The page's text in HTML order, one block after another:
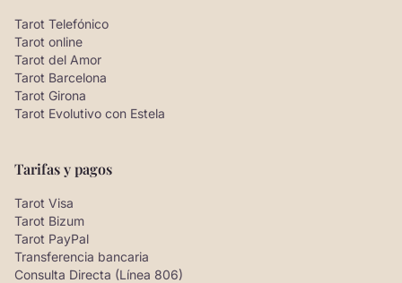
Tarot Telefónico
Tarot online
Tarot del Amor
Tarot Barcelona
Tarot Girona
Tarot Evolutivo con Estela
Tarifas y pagos
Tarot Visa
Tarot Bizum
Tarot PayPal
Transferencia bancaria
Consulta Directa (Línea 806)